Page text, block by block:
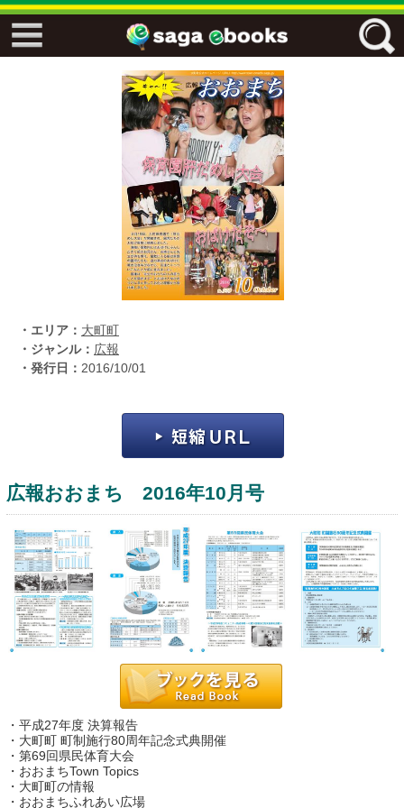
フリーワード
ジャンル
エリア
・エリア： 大町町
・ジャンル： 広報
・発行日： 2016/10/01
広報おおまち 2016年10月号
・平成27年度 決算報告
・大町町 町制施行80周年記念式典開催
・第69回県民体育大会
・おおまちTown Topics
・大町町の情報
・おおまちふれあい広場
↓↓ ebooks専用本棚 ↓↓
運営：福博印刷
saga ebooksとは
よくある質問
サイトマップ
お問い合わせ